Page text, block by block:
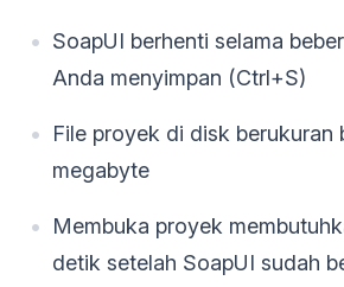
SoapUI berhenti selama
Anda menyimpan (Ctrl+S)
File proyek di disk berukuran
megabyte
Membuka proyek
detik setelah SoapUI sudah